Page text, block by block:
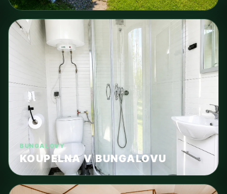
BUNGALOVY
KOUPELNA V BUNGALOVU